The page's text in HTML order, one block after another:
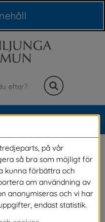
för
på vår
så bra som möjligt för
kunna förbättra och
om användning av
anonymiseras och vi har
endast statistik.